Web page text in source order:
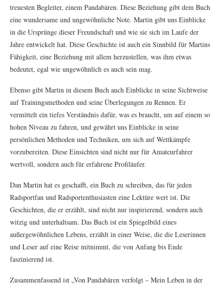
treuesten Begleiter, einem Pandabären. Diese Beziehung gibt dem Buch
eine wundersame und ungewöhnliche Note. Martin gibt uns Einblicke
in die Ursprünge dieser Freundschaft und wie sie sich im Laufe der
Jahre entwickelt hat. Diese Geschichte ist auch ein Sinnbild für Martins
Fähigkeit, eine Beziehung mit allem herzustellen, was ihm etwas
bedeutet, egal wie ungewöhnlich es auch sein mag.
Ebenso gibt Martin in diesem Buch auch Einblicke in seine Sichtweise
auf Trainingsmethoden und seine Überlegungen zu Rennen. Er
vermittelt ein tiefes Verständnis dafür, was es braucht, um auf einem so
hohen Niveau zu fahren, und gewährt uns Einblicke in seine
persönlichen Methoden und Techniken, um sich auf Wettkämpfe
vorzubereiten. Diese Einsichten sind nicht nur für Amateurfahrer
wertvoll, sondern auch für erfahrene Profiläufer.
Dan Martin hat es geschafft, ein Buch zu schreiben, das für jeden
Radsportfan und Radsportenthusiasten eine Lektüre wert ist. Die
Geschichten, die er erzählt, sind nicht nur inspirierend, sondern auch
witzig und unterhaltsam. Das Buch ist ein Spiegelbild eines
außergewöhnlichen Lebens, erzählt in einer Weise, die die Leserinnen
und Leser auf eine Reise mitnimmt, die von Anfang bis Ende
faszinierend ist.
Zusammenfassend ist „Von Pandabären verfolgt – Mein Leben in der